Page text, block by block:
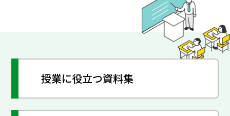
授業に役立つ資料集